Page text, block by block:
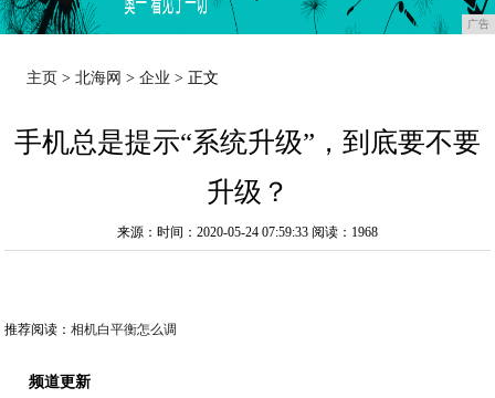
广告
主页 >北海网 >企业 > 正文
手机总是提示“系统升级”，到底要不要
升级？
来源：时间：2020-05-24 07:59:33 阅读：1968
推荐阅读：相机白平衡怎么调
频道更新